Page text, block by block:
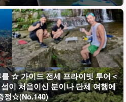
☆ 가이드 전세 프라이빗 투어＜
이 처음이신 분이나 단체 여행에
정☆(No.140)